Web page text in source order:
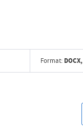
Format: DOCX,